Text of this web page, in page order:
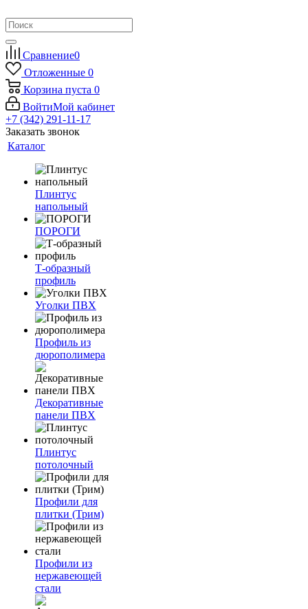
Сравнение0
Отложенные 0
Корзина пуста 0
ВойтиМой кабинет
+7 (342) 291-11-17
Заказать звонок
Каталог
Плинтус
напольный
ПОРОГИ
Т-образный
профиль
Уголки ПВХ
Профиль из
дюрополимера
Декоративные
панели ПВХ
Плинтус
потолочный
Профили для
плитки (Трим)
Профили из
нержавеющей
стали